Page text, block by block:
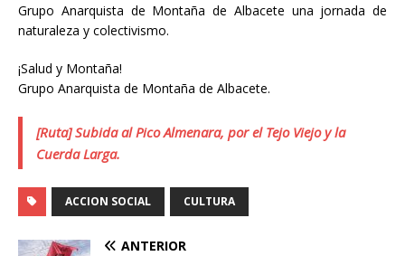
Grupo Anarquista de Montaña de Albacete una jornada de
naturaleza y colectivismo.
¡Salud y Montaña!
Grupo Anarquista de Montaña de Albacete.
[Ruta] Subida al Pico Almenara, por el Tejo Viejo y la
Cuerda Larga.
ACCION SOCIAL CULTURA
ANTERIOR